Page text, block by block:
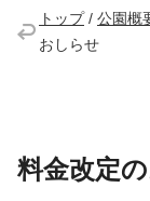
トップ/ 公園概
おしらせ
料金改定